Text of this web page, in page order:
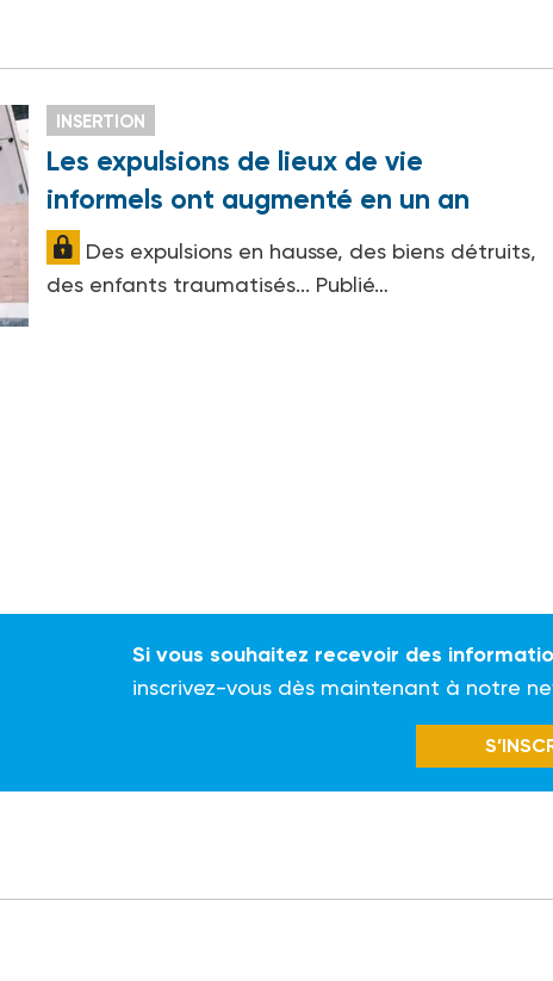
INSERTION
Les expulsions de lieux de vie
informels ont augmenté en un an
Des expulsions en hausse, des biens détruits,
des enfants traumatisés... Publié…
Si vous souhaitez recevoir des
inscrivez-vous dès maintenant à notre